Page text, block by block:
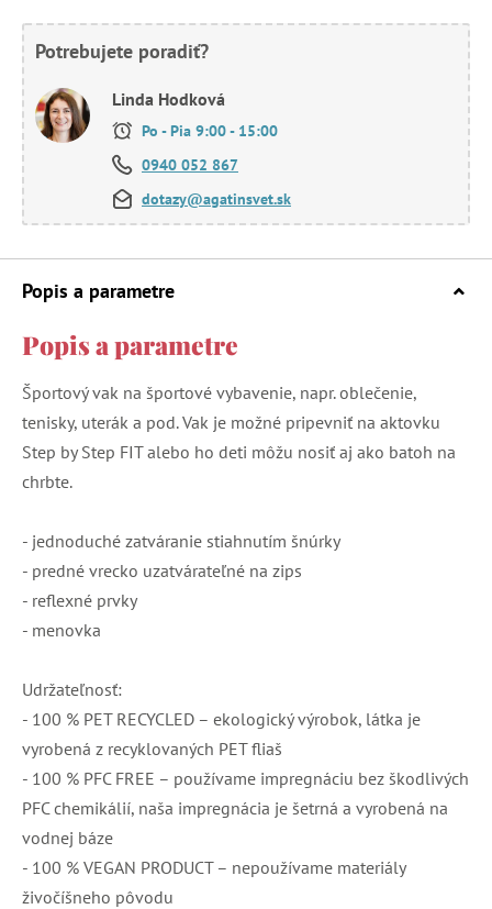
Potrebujete poradiť?
Linda Hodková
Po - Pia 9:00 - 15:00
0940 052 867
dotazy@agatinsvet.sk
Popis a parametre
Popis a parametre
Športový vak na športové vybavenie, napr. oblečenie,
tenisky, uterák a pod. Vak je možné pripevniť na aktovku
Step by Step FIT alebo ho deti môžu nosiť aj ako batoh na
chrbte.
- jednoduché zatváranie stiahnutím šnúrky
- predné vrecko uzatvárateľné na zips
- reflexné prvky
- menovka
Udržateľnosť:
- 100 % PET RECYCLED – ekologický výrobok, látka je
vyrobená z recyklovaných PET fliaš
- 100 % PFC FREE – používame impregnáciu bez škodlivých
PFC chemikálií, naša impregnácia je šetrná a vyrobená na
vodnej báze
- 100 % VEGAN PRODUCT – nepoužívame materiály
živočíšneho pôvodu